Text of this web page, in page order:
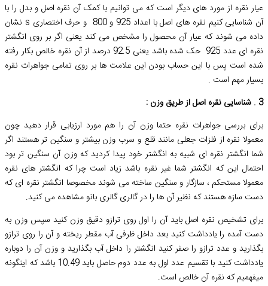
عیار نقره از مورد های دیگر است که می توانیم با کمک آن نقره اصل و بدل را با
آن شناسایی کنیم نقره های اصل با اعداد 925 و 800 و حرف اختصاری s نشان
داده می شوند که عیار آن محصول را مشخص می کند یعنی اگر بر روی انگشتر
نقره ای عدد 925 حک شده باشد یعنی 92.5 درصد از آن نقره خالص بکار رفته
شده است پس با این حساب بودن این علامت ها بر روی تمامی جواهرات نقره
بسیار مهم است .
3 . شناسایی نقره اصل از طریق وزن :
برای بررسی جواهرات نقره حتما وزن آن را هم مورد ارزیابی قرار دهید چون
معمولا نقره از فلزات جعلی مانند قلع و سرب وزن بیشتر و سنگین تر هستند اگر
شما انگشتر نقره ای شبیه به انگشتر خود پیدا کردید که وزن آن سنگین تر بود
احتمال این که انگشتر شما غیر نقره باشد زیاد است چرا که انگشتر های نقره
معمولا مستحکم ، سازگار و سنگین ساخته می شوند مخصوصا انگشتر نقره ای که
دست سازه هستند که نظیر آن ها را در گالری گالری بانو مشاهده می کنید.
برای تشخیص نقره اصل باید آن را اول روی ترازو دقیق وزن کنید سپس وزن به
دست آمده را یادداشت کنید بعد داخل ظرفی آب مقطر ریخته و آن را روی ترازو
بگذارید و عدد ترازو را صفر کنید انگشتر را داخل آب بگذارید و وزن آن را دوباره
یادداشت کنید با تقسیم عدد اول به عدد دوم حاصل باید 10.49 باشد که اینگونه
میفهمیم که نقره آن خالص است.